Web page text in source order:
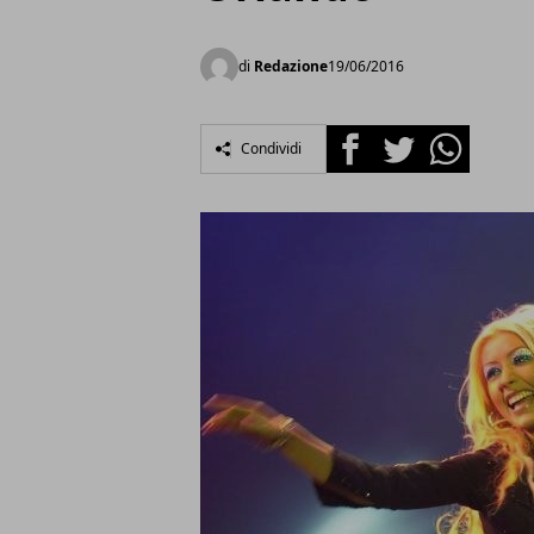
di Redazione19/06/2016
Condividi FacebookTwitterWhatsapp